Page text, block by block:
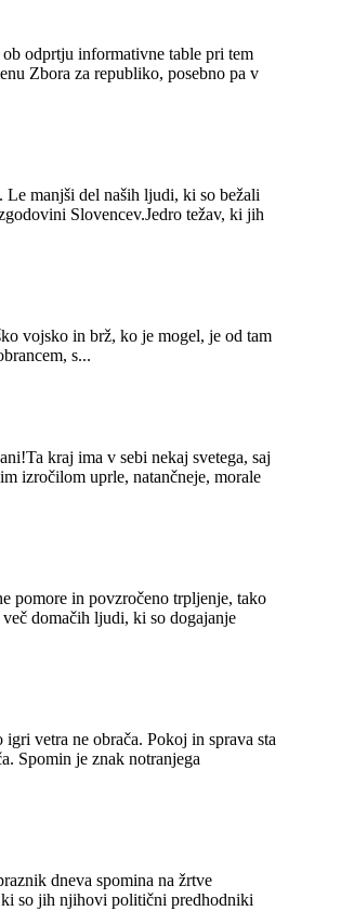
odprtju informativne table pri tem
Slovencev.Jedro težav, ki jih
vojsko in brž, ko je mogel, je od tam
s...
izročilom uprle, natančneje, morale
domačih ljudi, ki so dogajanje
Pokoj in sprava sta
so jih njihovi politični predhodniki